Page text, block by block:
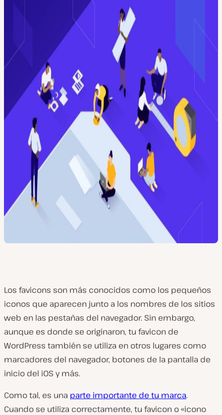
Los favicons son más conocidos como los pequeños
iconos que aparecen junto a los nombres de los sitios
web en las pestañas del navegador. Sin embargo,
aunque es donde se originaron, tu favicon de
WordPress también se utiliza en otros lugares como
marcadores del navegador, botones de la pantalla de
inicio del iOS y más.
Como tal, es una parte importante de tu marca.
Cuando se utiliza correctamente, tu favicon o «icono